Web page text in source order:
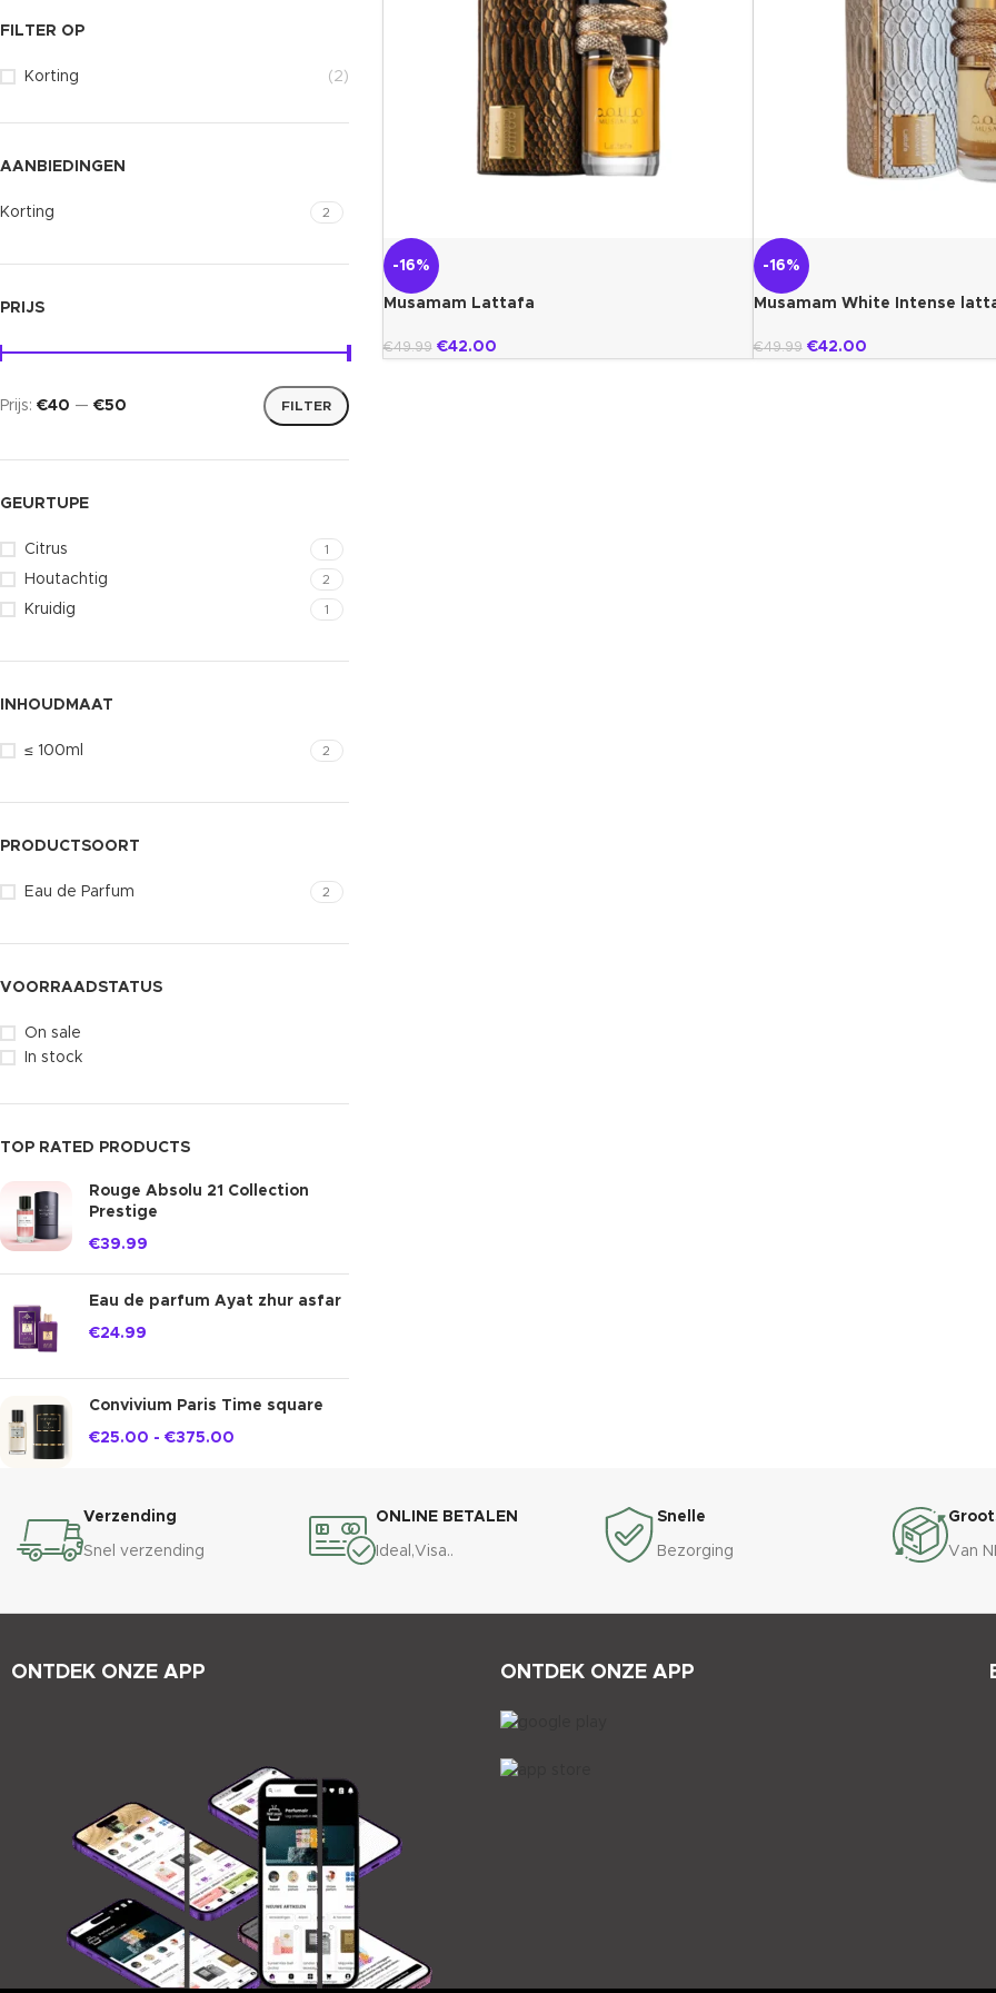
FILTER OP
Korting (2)
AANBIEDINGEN
Korting 2
PRIJS
FILTER
Prijs: €40 — €50
GEURTUPE
Citrus 1
Houtachtig 2
Kruidig 1
INHOUDMAAT
≤ 100ml 2
PRODUCTSOORT
Eau de Parfum 2
VOORRAADSTATUS
On sale
In stock
TOP RATED PRODUCTS
Rouge Absolu 21 Collection
Prestige
€39.99
Eau de parfum Ayat zhur asfar
€24.99
Convivium Paris Time square
€25.00 - €375.00
-16%
Musamam Lattafa
€49.99 €42.00
-16%
Musamam White Intense
€49.99 €42.00
Verzending
Snel verzending
ONLINE BETALEN
Ideal,Visa..
Snelle
Bezorging Van
ONTDEK ONZE APP ONTDEK ONZE APP